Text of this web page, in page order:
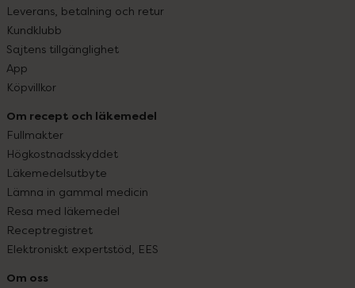
Leverans, betalning och retur
Kundklubb
Sajtens tillgänglighet
App
Köpvillkor
Om recept och läkemedel
Fullmakter
Högkostnadsskyddet
Läkemedelsutbyte
Lämna in gammal medicin
Resa med läkemedel
Receptregistret
Elektroniskt expertstöd, EES
Om oss